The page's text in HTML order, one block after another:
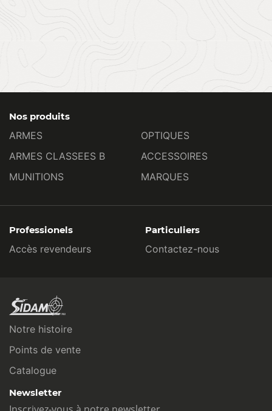
Nos produits
ARMES
ARMES CLASSEES B
MUNITIONS
OPTIQUES
ACCESSOIRES
MARQUES
Professionels
Accès revendeurs
Particuliers
Contactez-nous
Notre histoire
Points de vente
Catalogue
Newsletter